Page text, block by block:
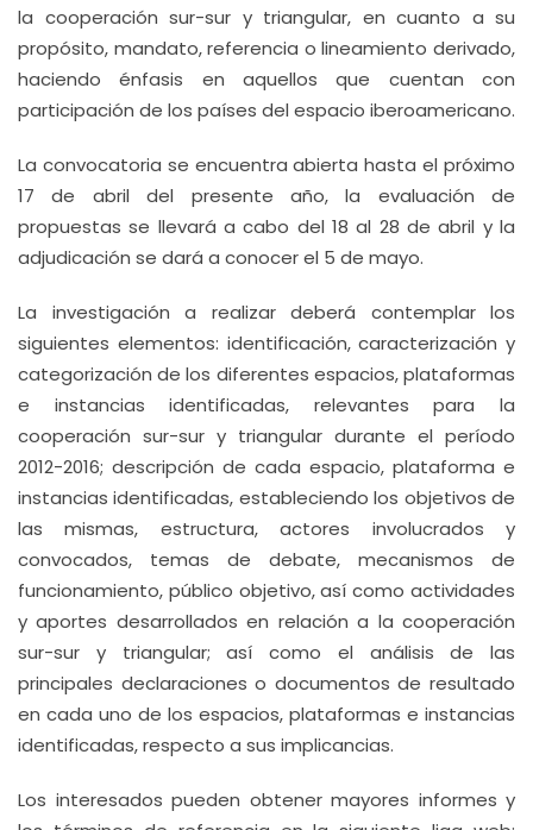
la cooperación sur-sur y triangular, en cuanto a su
propósito, mandato, referencia o lineamiento derivado,
haciendo énfasis en aquellos que cuentan con
participación de los países del espacio iberoamericano.
La convocatoria se encuentra abierta hasta el próximo
17 de abril del presente año, la evaluación de
propuestas se llevará a cabo del 18 al 28 de abril y la
adjudicación se dará a conocer el 5 de mayo.
La investigación a realizar deberá contemplar los
siguientes elementos: identificación, caracterización y
categorización de los diferentes espacios, plataformas
e instancias identificadas, relevantes para la
cooperación sur-sur y triangular durante el período
2012-2016; descripción de cada espacio, plataforma e
instancias identificadas, estableciendo los objetivos de
las mismas, estructura, actores involucrados y
convocados, temas de debate, mecanismos de
funcionamiento, público objetivo, así como actividades
y aportes desarrollados en relación a la cooperación
sur-sur y triangular; así como el análisis de las
principales declaraciones o documentos de resultado
en cada uno de los espacios, plataformas e instancias
identificadas, respecto a sus implicancias.
Los interesados pueden obtener mayores informes y